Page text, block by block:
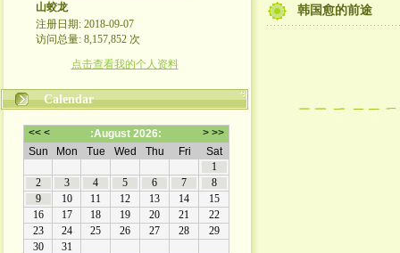
山蛟龙
注册日期: 2018-09-07
访问总量: 8,157,852 次
点击查看我的个人资料
Calendar
韩国愈的前途